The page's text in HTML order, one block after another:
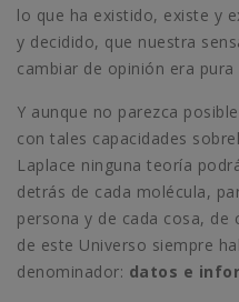
lo que ha existido, existe y
y decidido, que nuestra
cambiar de opinión era pura
Y aunque no parezca
con tales capacidades
Laplace ninguna teoría
detrás de cada molécula,
persona y de cada cosa,
de este Universo siempre
denominador: datos e